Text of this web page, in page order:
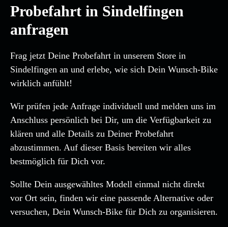
Probefahrt in Sindelfingen
anfragen
Frag jetzt Deine Probefahrt in unserem Store in
Sindelfingen an und erlebe, wie sich Dein Wunsch-Bike
wirklich anfühlt!
Wir prüfen jede Anfrage individuell und melden uns im
Anschluss persönlich bei Dir, um die Verfügbarkeit zu
klären und alle Details zu Deiner Probefahrt
abzustimmen. Auf dieser Basis bereiten wir alles
bestmöglich für Dich vor.
Sollte Dein ausgewähltes Modell einmal nicht direkt
vor Ort sein, finden wir eine passende Alternative oder
versuchen, Dein Wunsch-Bike für Dich zu organisieren.